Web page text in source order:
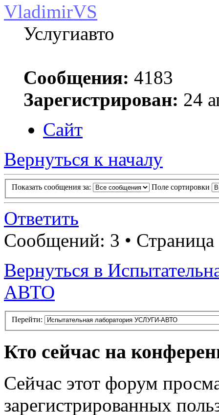
VladimirVS
Услугиавто
Сообщения: 4183
Зарегистрирован: 24
Сайт
Вернуться к началу
Показать сообщения за: Поле сортировки
Ответить
Сообщений: 3 • Страница
Вернуться в
АВТО
Перейти:
Кто сейчас на
Сейчас этот форум
зарегистрированных